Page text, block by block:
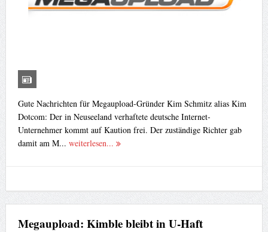
Gute Nachrichten für Megaupload-Gründer Kim Schmitz alias Kim
Dotcom: Der in Neuseeland verhaftete deutsche Internet-
Unternehmer kommt auf Kaution frei. Der zuständige Richter gab
damit am M... weiterlesen...
Megaupload: Kimble bleibt in U-Haft